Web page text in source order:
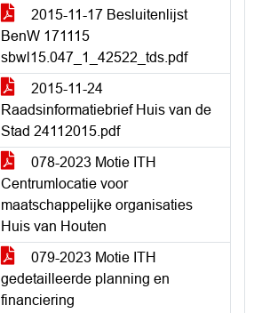
2015-11-17 Besluitenlijst
BenW 171115
sbwl15.047_1_42522_tds.pdf
2015-11-24
Raadsinformatiebrief Huis van de
Stad 24112015.pdf
078-2023 Motie ITH
Centrumlocatie voor
maatschappelijke organisaties
Huis van Houten
079-2023 Motie ITH
gedetailleerde planning en
financiering